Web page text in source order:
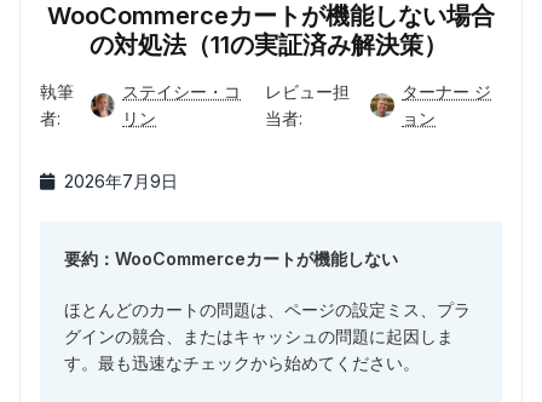
WooCommerceカートが機能しない場合
の対処法（11の実証済み解決策）
執筆
者:
ステイシー・コ
リン
レビュー担
当者:
ターナー ジ
ョン
2026年7月9日
要約：WooCommerceカートが機能しない
ほとんどのカートの問題は、ページの設定ミス、プラ
グインの競合、またはキャッシュの問題に起因しま
す。最も迅速なチェックから始めてください。